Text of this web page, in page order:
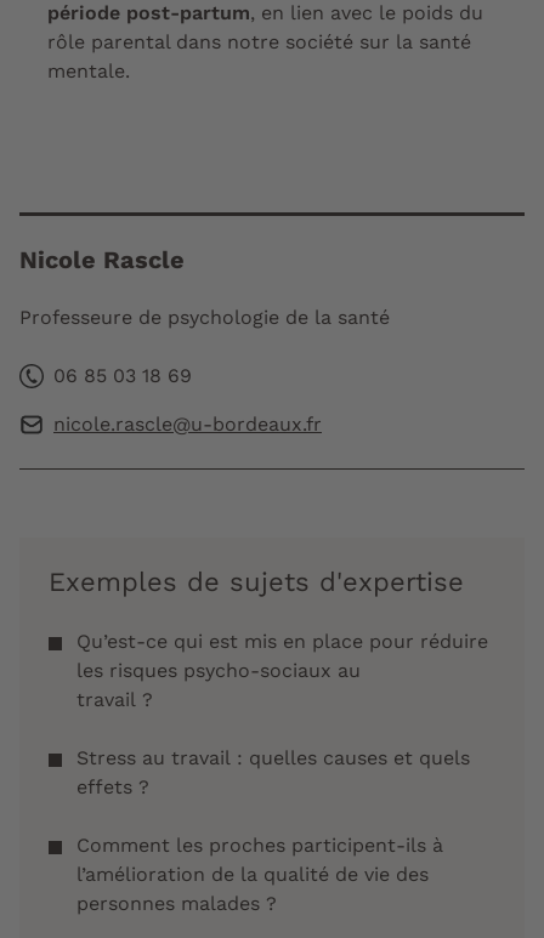
période post-partum, en lien avec le poids du
rôle parental dans notre société sur la santé
mentale.
Nicole Rascle
Professeure de psychologie de la santé
06 85 03 18 69
nicole.rascle@u-bordeaux.fr
Exemples de sujets d'expertise
Qu’est-ce qui est mis en place pour réduire
les risques psycho-sociaux au
travail ?
Stress au travail : quelles causes et quels
effets ?
Comment les proches participent-ils à
l’amélioration de la qualité de vie des
personnes malades ?